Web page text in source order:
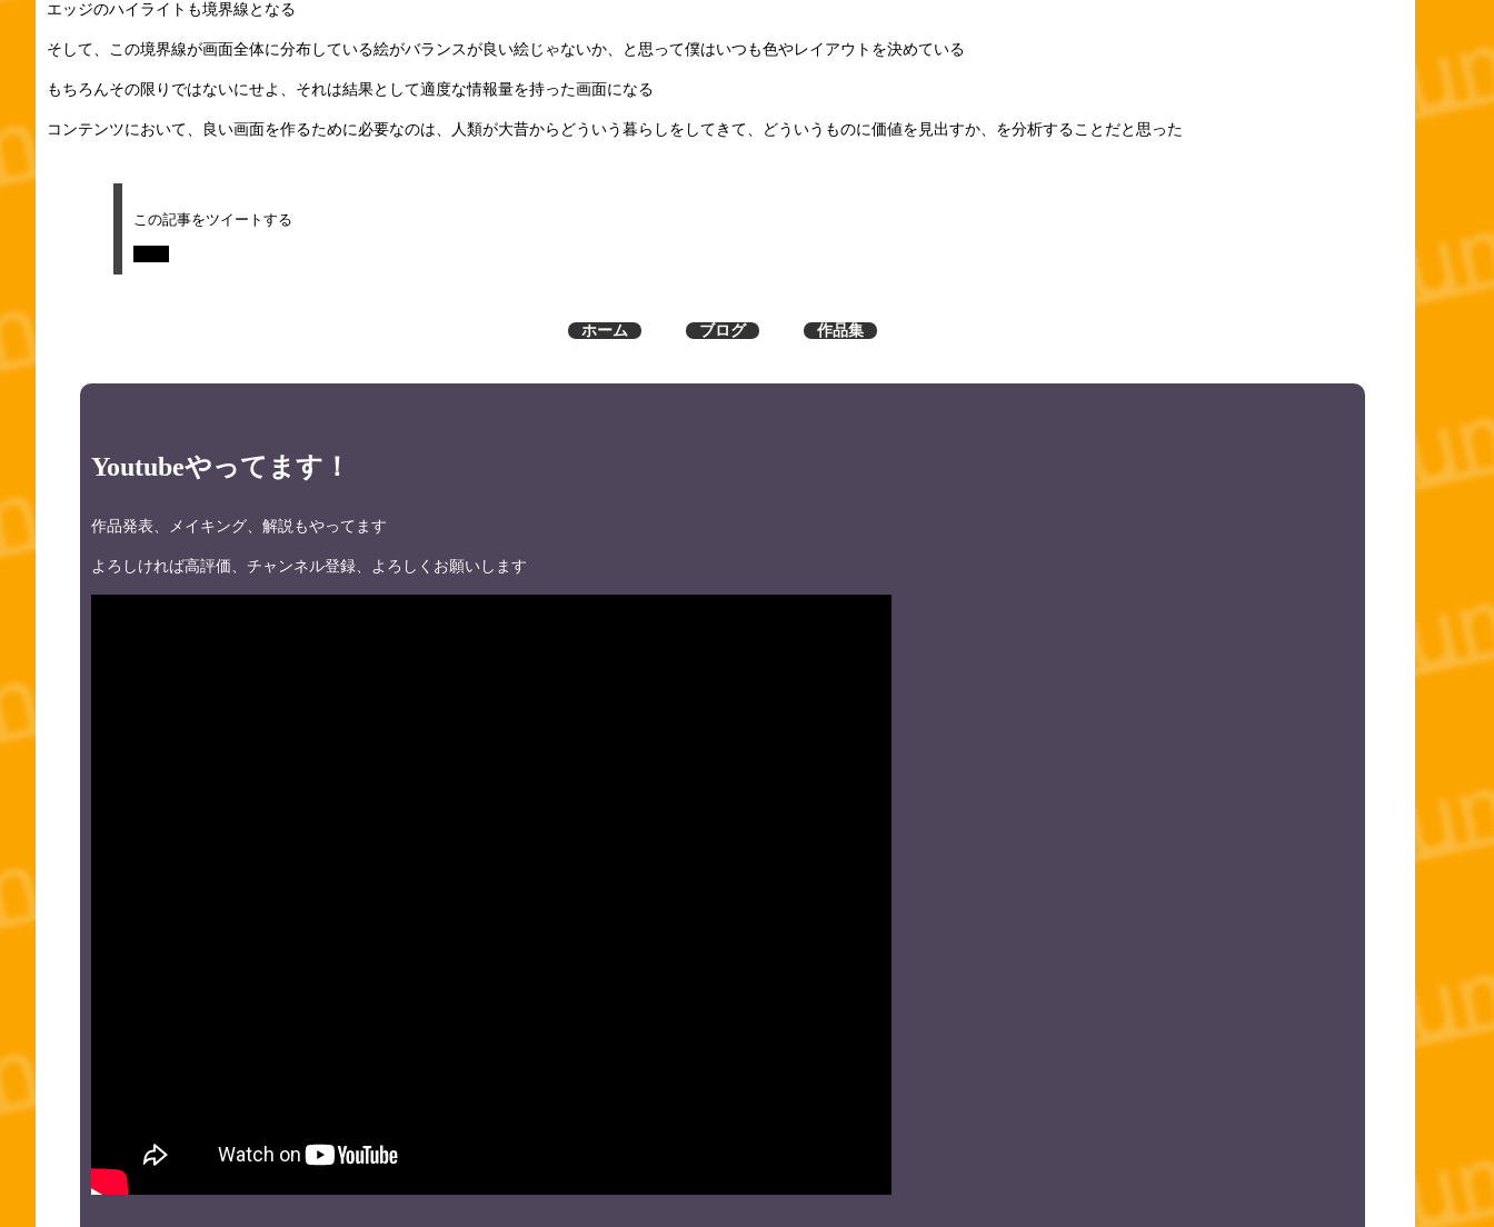
エッジのハイライトも境界線となる
そして、この境界線が画面全体に分布している絵がバランスが良い絵じゃないか、と思って僕はいつも色やレイアウトを決めている
もちろんその限りではないにせよ、それは結果として適度な情報量を持った画面になる
コンテンツにおいて、良い画面を作るために必要なのは、人類が大昔からどういう暮らしをしてきて、どういうものに価値を見出すか、を分析することだと思った
この記事をツイートする
ホーム ブログ 作品集
Youtubeやってます！
作品発表、メイキング、解説もやってます
よろしければ高評価、チャンネル登録、よろしくお願いします